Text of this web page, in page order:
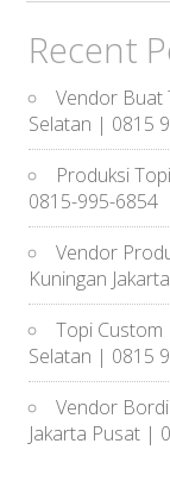
Recent
Vendor Buat
Selatan | 0815
Produksi
0815-995-6854
Vendor
Kuningan
Topi Custom
Selatan | 0815
Vendor
Jakarta Pusat |